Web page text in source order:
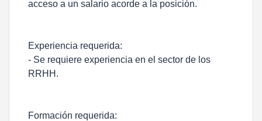
acceso a un salario acorde a la posición.
Experiencia requerida:
- Se requiere experiencia en el sector de los
RRHH.
Formación requerida: